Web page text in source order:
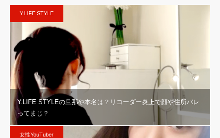
Y.LIFE STYLE
Y.LIFE STYLEの旦那や本名は？リコーダー炎上で顔や住所バレ
ってまじ？
女性YouTuber